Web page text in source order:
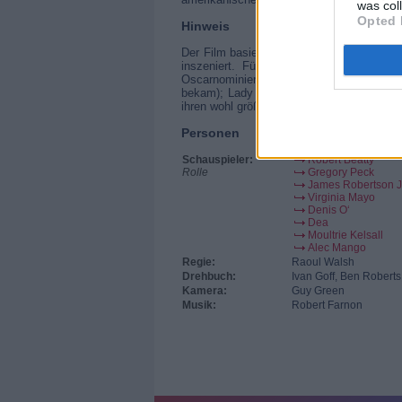
was
Opted
Hinweis
Der Film basiert auf Cecil Scott
inszeniert. Für die Titelrolle konnte
Oscarnominierungen erhalten hatte
bekam); Lady Barbara wird von Virginia
ihren wohl größten Erfolg
Personen
Schauspieler:
Rolle
Robert Beatty
Gregory Peck
James Robertson
Virginia Mayo
Denis O‘
Dea
Moultrie Kelsall
Alec Mango
Regie:
Raoul Walsh
Drehbuch:
Ivan Goff, Ben
Kamera:
Guy Green
Musik:
Robert Farnon